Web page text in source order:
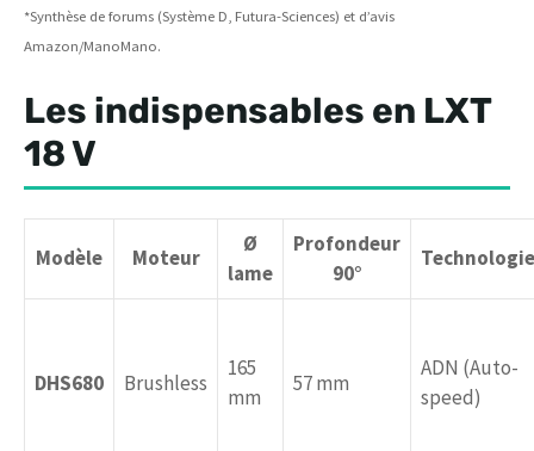
*Synthèse de forums (Système D, Futura-Sciences) et d’avis
Amazon/ManoMano.
Les indispensables en LXT
18 V
Modèle Moteur
Ø
lame
Profondeur
90°
Technologie
DHS680 Brushless
165
mm
57 mm
ADN (Auto-
speed)